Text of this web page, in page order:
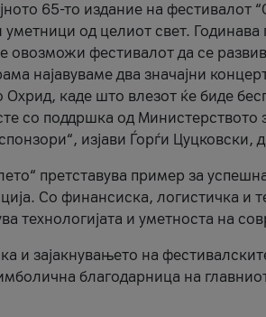
65-то издание на фестивалот
од целиот свет.
овозможи фестивалот да се
најавуваме два значајни
каде што влезот ќе биде
со поддршка од Министерството
изјави Ѓорѓи Цуцковски,
претставува пример за
Со финансиска, логистичка и
технологијата и уметноста на
и зајакнувањето на
благодарница на